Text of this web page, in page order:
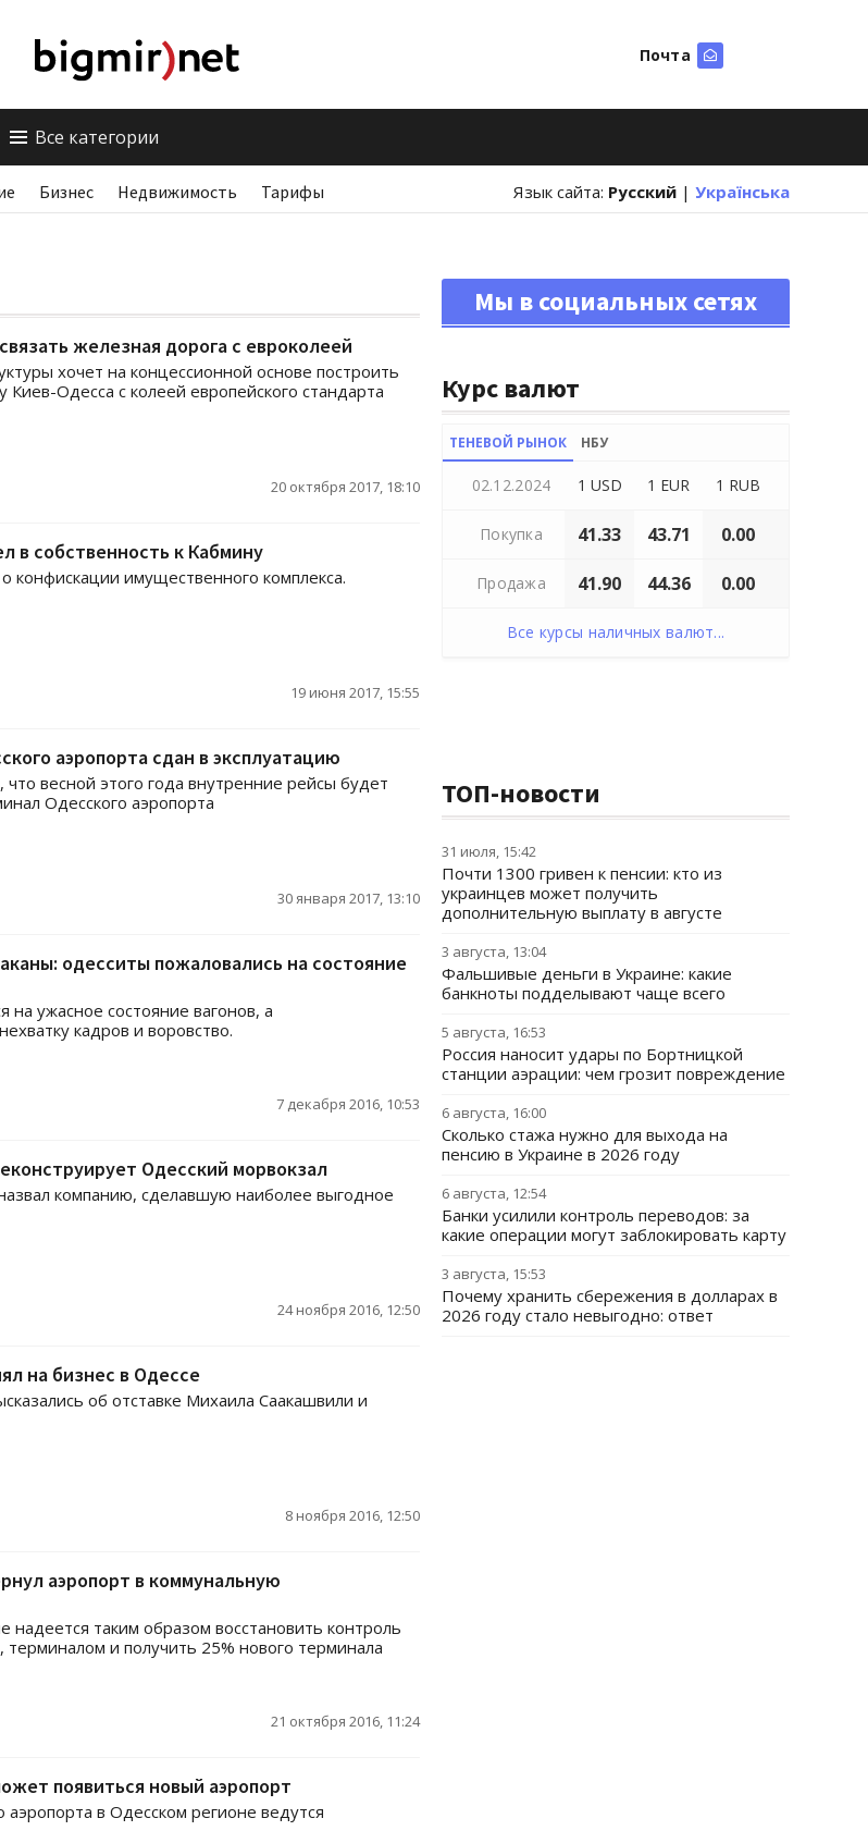
Почта
Все категории
Бизнес Недвижимость Тарифы Язык сайта: Русский | Українська
железная дорога с евроколеей
хочет на концессионной основе построить
Одесса с колеей европейского стандарта
20 октября 2017, 18:10
в собственность к Кабмину
имущественного комплекса.
19 июня 2017, 15:55
аэропорта сдан в эксплуатацию
весной этого года внутренние рейсы будет
Одесского аэропорта
30 января 2017, 13:10
одесситы пожаловались на состояние
ужасное состояние вагонов, а
кадров и воровство.
7 декабря 2016, 10:53
Одесский морвокзал
компанию, сделавшую наиболее выгодное
24 ноября 2016, 12:50
на бизнес в Одессе
об отставке Михаила Саакашвили и
8 ноября 2016, 12:50
аэропорт в коммунальную
надеется таким образом восстановить контроль
и получить 25% нового терминала
21 октября 2016, 11:24
появиться новый аэропорт
аэропорта в Одесском регионе ведутся
Мы в социальных сетях
Курс валют
ТЕНЕВОЙ РЫНОК НБУ
02.12.2024 1 USD 1 EUR 1 RUB
Покупка 41.33 43.71 0.00
Продажа 41.90 44.36 0.00
Все курсы наличных валют...
ТОП-новости
31 июля, 15:42
Почти 1300 гривен к пенсии: кто из
украинцев может получить
дополнительную выплату в августе
3 августа, 13:04
Фальшивые деньги в Украине: какие
банкноты подделывают чаще всего
5 августа, 16:53
Россия наносит удары по Бортницкой
станции аэрации: чем грозит повреждение
6 августа, 16:00
Сколько стажа нужно для выхода на
пенсию в Украине в 2026 году
6 августа, 12:54
Банки усилили контроль переводов: за
какие операции могут заблокировать карту
3 августа, 15:53
Почему хранить сбережения в долларах в
2026 году стало невыгодно: ответ